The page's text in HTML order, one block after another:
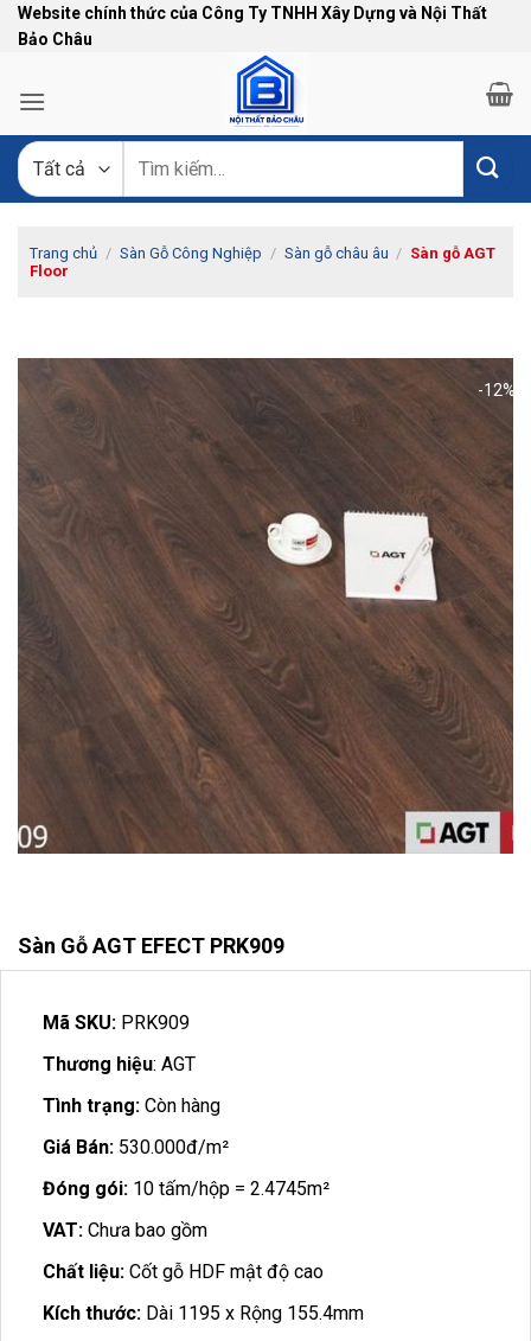
Bỏ
qua
dung
Website chính thức của Công Ty TNHH Xây Dựng và Nội Thất
Bảo Châu
kiếm:
Trang chủ / Sàn Gỗ Công Nghiệp / Sàn gỗ châu âu / Sàn gỗ AGT
Floor
-12%
Sàn Gỗ AGT EFECT PRK909
Mã SKU: PRK909
Thương hiệu: AGT
Tình trạng: Còn hàng
Giá Bán: 530.000đ/m²
Đóng gói: 10 tấm/hộp = 2.4745m²
VAT: Chưa bao gồm
Chất liệu: Cốt gỗ HDF mật độ cao
Kích thước: Dài 1195 x Rộng 155.4mm